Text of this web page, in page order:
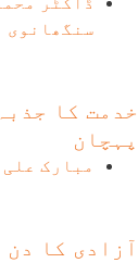
سنگھانوی
خدمت کا
پہچان
مبارک علی
آزادی کا دن